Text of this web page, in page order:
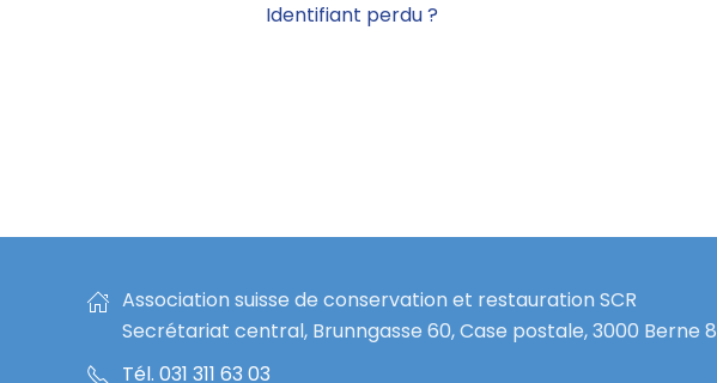
Identifiant perdu ?
Association suisse de conservation et restauration SCR
Secrétariat central, Brunngasse 60, Case postale, 3000 Berne 8
Tél. 031 311 63 03